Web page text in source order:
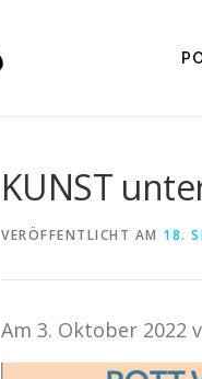
KUNST
VERÖFFENTLICHT AM 18.
Am 3. Oktober 2022